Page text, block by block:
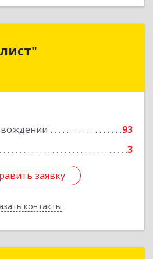
93
3
заявку
контакты
обл, Орехово-Зуево г,
заявку
Назад